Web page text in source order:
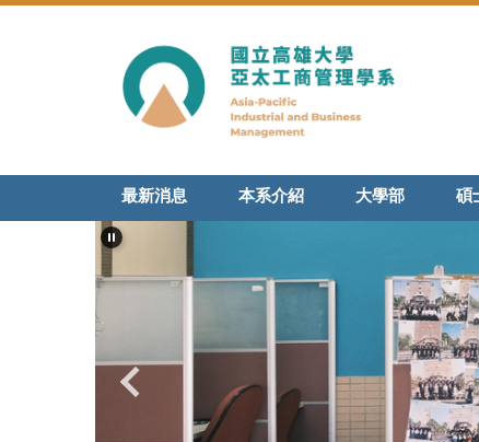
最新消息 本系介紹 大學部 碩